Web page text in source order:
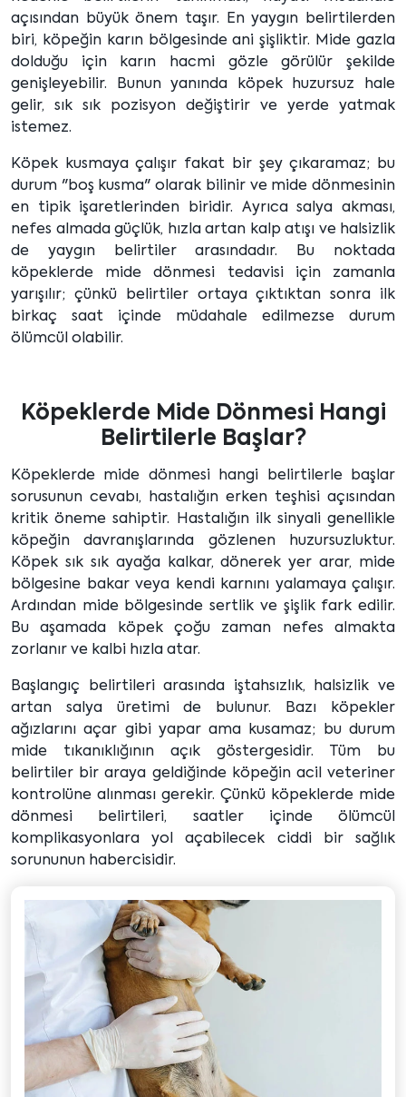
açısından büyük önem taşır. En yaygın belirtilerden
biri, köpeğin karın bölgesinde ani şişliktir. Mide gazla
dolduğu için karın hacmi gözle görülür şekilde
genişleyebilir. Bunun yanında köpek huzursuz hale
gelir, sık sık pozisyon değiştirir ve yerde yatmak
istemez.
Köpek kusmaya çalışır fakat bir şey çıkaramaz; bu
durum "boş kusma" olarak bilinir ve mide dönmesinin
en tipik işaretlerinden biridir. Ayrıca salya akması,
nefes almada güçlük, hızla artan kalp atışı ve halsizlik
de yaygın belirtiler arasındadır. Bu noktada
köpeklerde mide dönmesi tedavisi için zamanla
yarışılır; çünkü belirtiler ortaya çıktıktan sonra ilk
birkaç saat içinde müdahale edilmezse durum
ölümcül olabilir.
Köpeklerde Mide Dönmesi Hangi
Belirtilerle Başlar?
Köpeklerde mide dönmesi hangi belirtilerle başlar
sorusunun cevabı, hastalığın erken teşhisi açısından
kritik öneme sahiptir. Hastalığın ilk sinyali genellikle
köpeğin davranışlarında gözlenen huzursuzluktur.
Köpek sık sık ayağa kalkar, dönerek yer arar, mide
bölgesine bakar veya kendi karnını yalamaya çalışır.
Ardından mide bölgesinde sertlik ve şişlik fark edilir.
Bu aşamada köpek çoğu zaman nefes almakta
zorlanır ve kalbi hızla atar.
Başlangıç belirtileri arasında iştahsızlık, halsizlik ve
artan salya üretimi de bulunur. Bazı köpekler
ağızlarını açar gibi yapar ama kusamaz; bu durum
mide tıkanıklığının açık göstergesidir. Tüm bu
belirtiler bir araya geldiğinde köpeğin acil veteriner
kontrolüne alınması gerekir. Çünkü köpeklerde mide
dönmesi belirtileri, saatler içinde ölümcül
komplikasyonlara yol açabilecek ciddi bir sağlık
sorununun habercisidir.